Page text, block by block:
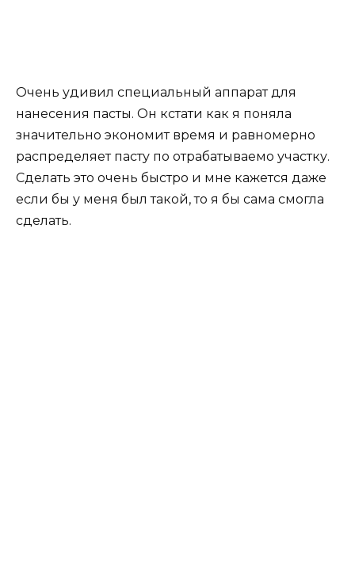
Очень удивил специальный аппарат для
нанесения пасты. Он кстати как я поняла
значительно экономит время и равномерно
распределяет пасту по отрабатываемо участку.
Сделать это очень быстро и мне кажется даже
если бы у меня был такой, то я бы сама смогла
сделать.